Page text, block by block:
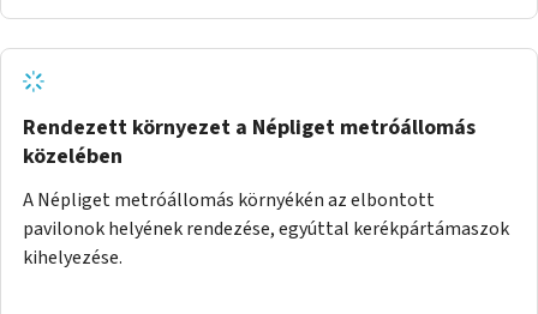
Rendezett környezet a Népliget metróállomás
közelében
A Népliget metróállomás környékén az elbontott
pavilonok helyének rendezése, egyúttal kerékpártámaszok
kihelyezése.